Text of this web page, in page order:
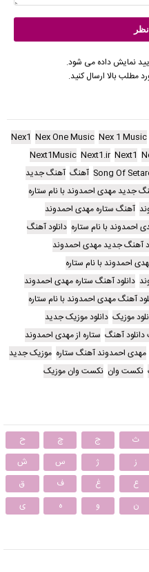
نمایش داده می شود.
مطلب بالا ارسال کنید.
Nex 1 Music
Nex One Music
Nex1
Next1
Next1.ir
Next1Music
Song Of آهنگ آهنگ جدید
جدید مهدی احمدوند با نام ستاره
آهنگ ستاره مهدی احمدوند
احمدوند با نام ستاره دانلود آهنگ
آهنگ جدید مهدی احمدوند
احمدوند با نام ستاره
دانلود آهنگ ستاره مهدی احمدوند
آهنگ مهدی احمدوند با نام ستاره
موزیک دانلود موزیک جدید
آهنگ ستاره از مهدی احمدوند
مهدی احمدوند آهنگ ستاره موزیک جدید
نکست وان نکست وان موزیک
ث ج چ
ح
ز ژ س
ش
ع غ ف
ق
ن و ه ی